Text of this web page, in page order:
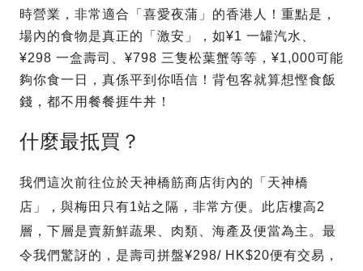
時營業，非常適合「喜愛夜蒲」的香港人！重點是，
場內的食物是真正的「激安」，如¥1 一罐汽水、
¥298 一盒壽司、¥798 三隻松葉蟹等等，¥1,000可能
夠你食一日，真係平到你唔信！背包客就算想慳食飯
錢，都不用餐餐捱牛丼！
什麼最抵買？
我們這次前往位於天神橋筋商店街內的「天神橋
店」，與梅田只有1站之隔，非常方便。此店樓高2
層，下層是賣新鮮蔬果、肉類、海產及便當為主。最
令我們驚訝的，是壽司拼盤¥298/ HK$20便有交易，